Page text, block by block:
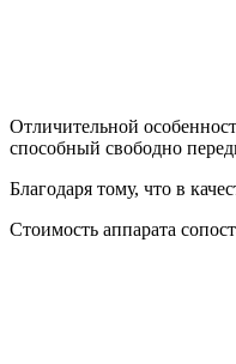
Отличительной
способный свободно
Благодаря тому, что в
Стоимость аппарата